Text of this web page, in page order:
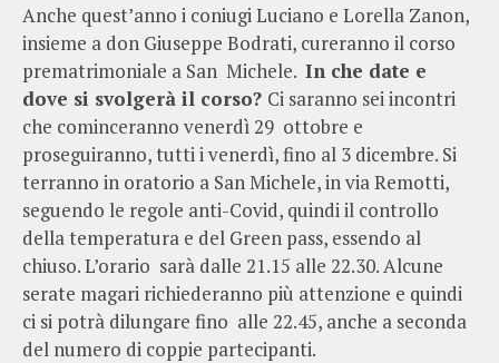
Anche quest’anno i coniugi Luciano e Lorella Zanon,
insieme a don Giuseppe Bodrati, cureranno il corso
prematrimoniale a San Michele. In che date e
dove si svolgerà il corso? Ci saranno sei incontri
che cominceranno venerdì 29 ottobre e
proseguiranno, tutti i venerdì, fino al 3 dicembre. Si
terranno in oratorio a San Michele, in via Remotti,
seguendo le regole anti-Covid, quindi il controllo
della temperatura e del Green pass, essendo al
chiuso. L’orario sarà dalle 21.15 alle 22.30. Alcune
serate magari richiederanno più attenzione e quindi
ci si potrà dilungare fino alle 22.45, anche a seconda
del numero di coppie partecipanti.